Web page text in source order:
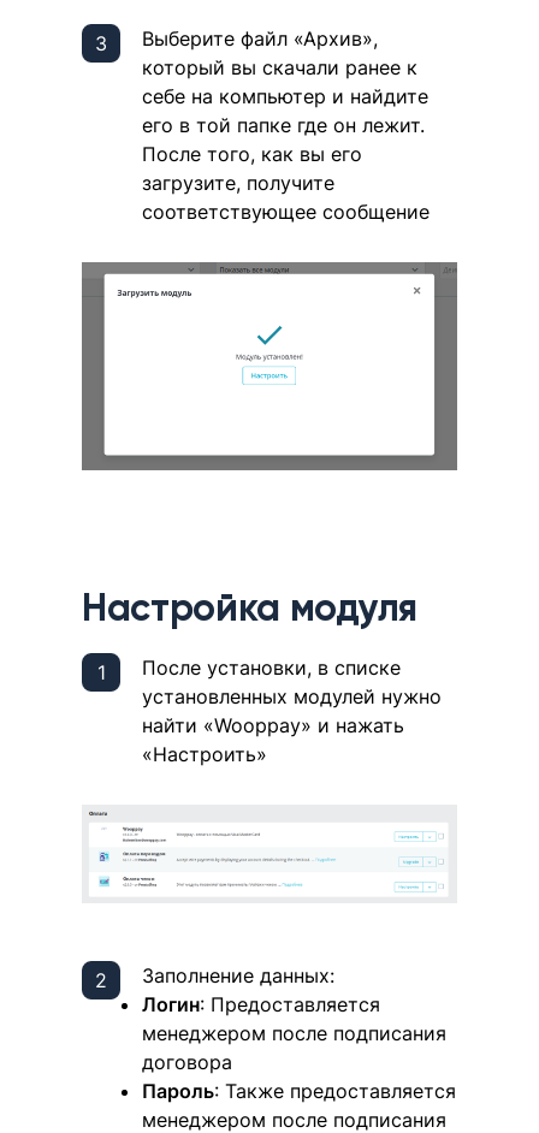
Выберите файл «Архив»,
который вы скачали ранее к
себе на компьютер и найдите
его в той папке где он лежит.
После того, как вы его
загрузите, получите
соответствующее сообщение
Настройка модуля
После установки, в списке
установленных модулей нужно
найти «Wooppay» и нажать
«Настроить»
Заполнение данных:
Логин: Предоставляется
менеджером после подписания
договора
Пароль: Также предоставляется
менеджером после подписания